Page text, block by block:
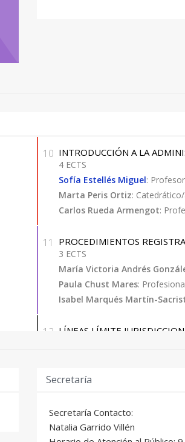
10 INTRODUCCIÓN A LA
4 ECTS
Sofía Estellés Miguel:
Marta Peris Ortiz:
Carlos Rueda Armengot:
11 PROCEDIMIENTOS
3 ECTS
María Victoria Andrés
Paula Chust Mares:
Isabel Marqués Martín-
12 LÍNEAS LÍMITE
Juan José Peces Morera
VALORACIÓN INMOBILIARIA
2 ECTS
Secretaría
Secretaría Contacto:
Natalia Garrido Villén